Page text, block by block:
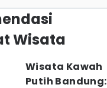
Wisata
Wisata Kawah
Putih Bandung: